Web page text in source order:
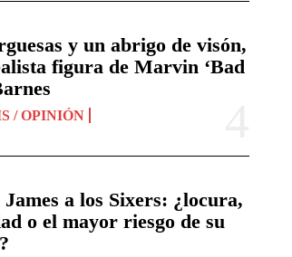
y un abrigo de visón,
figura de Marvin ‘Bad
/ OPINIÓN
a los Sixers: ¿locura,
o el mayor riesgo de su